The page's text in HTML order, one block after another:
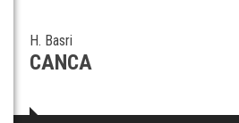
H. Basri
CANCA